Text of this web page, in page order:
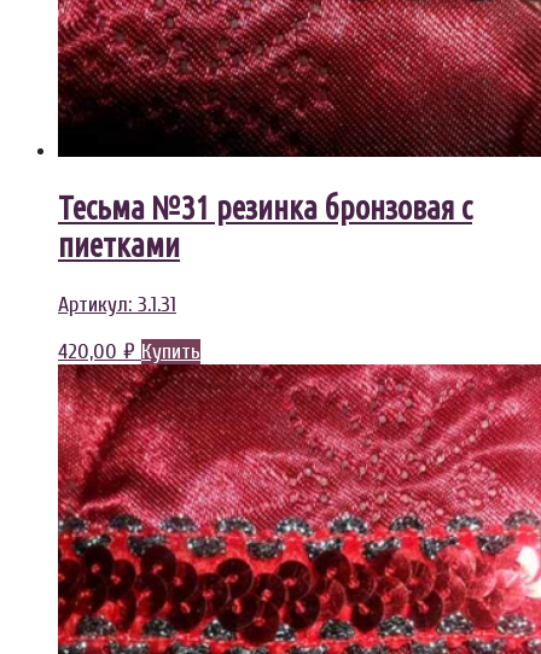
Тесьма №31 резинка бронзовая с
пиетками
Артикул: 3.1.31
420,00 ₽ Купить